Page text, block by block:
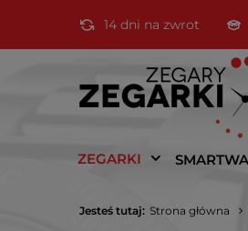
14 dni na zwrot
ZEGARKI
Jesteś tutaj: Strona główna